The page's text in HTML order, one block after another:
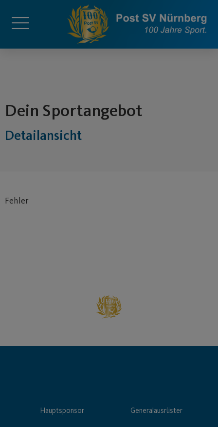
Dein Sportangebot
Detailansicht
Fehler
Hauptsponsor Generalausrüster